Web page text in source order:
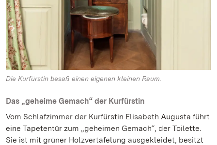
Die Kurfürstin besaß einen eigenen kleinen Raum.
Das „geheime Gemach“ der Kurfürstin
Vom Schlafzimmer der Kurfürstin Elisabeth Augusta führt
eine Tapetentür zum „geheimen Gemach“, der Toilette.
Sie ist mit grüner Holzvertäfelung ausgekleidet, besitzt